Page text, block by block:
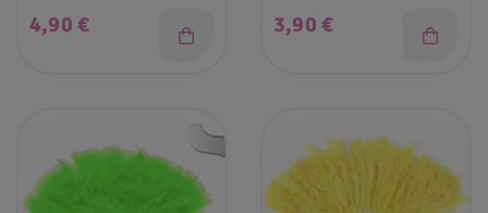
Precio
4,90 € Precio
3,90 €